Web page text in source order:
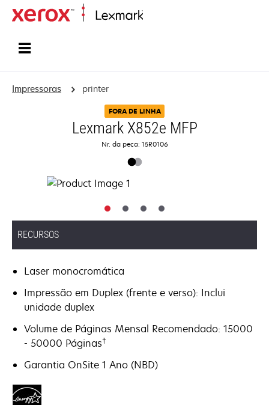
Impressoras printer
FORA DE LINHA
Lexmark X852e MFP
Nr. da peça: 15R0106
RECURSOS
Laser monocromática
Impressão em Duplex (frente e verso): Inclui
unidade duplex
Volume de Páginas Mensal Recomendado: 15000
- 50000 Páginas†
Garantia OnSite 1 Ano (NBD)